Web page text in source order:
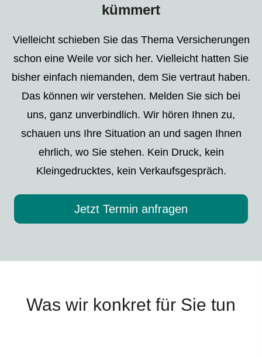
kümmert
Vielleicht schieben Sie das Thema Versicherungen
schon eine Weile vor sich her. Vielleicht hatten Sie
bisher einfach niemanden, dem Sie vertraut haben.
Das können wir verstehen. Melden Sie sich bei
uns, ganz unverbindlich. Wir hören Ihnen zu,
schauen uns Ihre Situation an und sagen Ihnen
ehrlich, wo Sie stehen. Kein Druck, kein
Kleingedrucktes, kein Verkaufsgespräch.
Jetzt Termin anfragen
Was wir konkret für Sie tun